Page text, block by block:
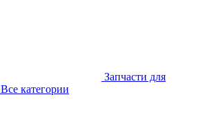
Запчасти для
Все категории